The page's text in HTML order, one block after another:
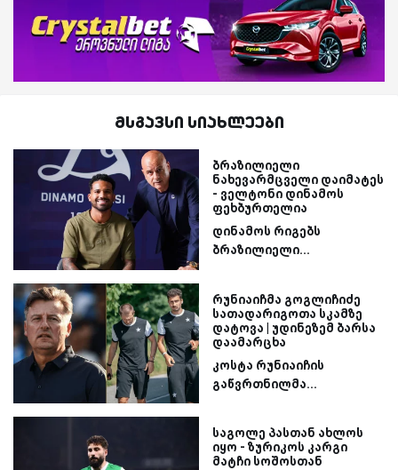
მსგავსი სიახლეები
ბრაზილიელი
ნახევარმცველი დაიმატეს
- ველტონი დინამოს
ფეხბურთელია
დინამოს რიგებს
ბრაზილიელი...
რუნიაიჩმა გოგლიჩიძე
სათადარიგოთა სკამზე
დატოვა | უდინეზემ ბარსა
დაამარცხა
კოსტა რუნიაიჩის
გაწვრთნილმა...
საგოლე პასთან ახლოს
იყო - ზურიკოს კარგი
მატჩი სოშოსთან